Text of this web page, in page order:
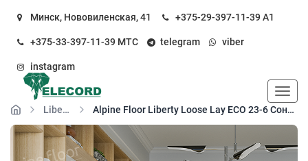
Минск, Нововиленская, 41 +375-29-397-11-39А1
+375-33-397-11-39 МТС telegram viber
instagram
Liberty Loose Lay
Alpine Floor Liberty Loose Lay ECO 23-6 Сонома кварц-виниловый пол (свободная укладка)